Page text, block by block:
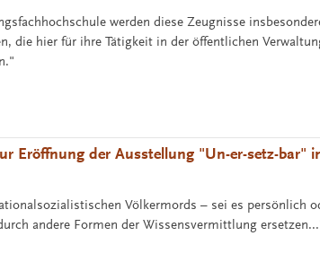
werden diese Zeugnisse
die hier für ihre Tätigkeit in der öffentlichen
Eröffnung der Ausstellung "Un-er-setz-bar"
Völkermords – sei es persönlich
andere Formen der Wissensvermittlung